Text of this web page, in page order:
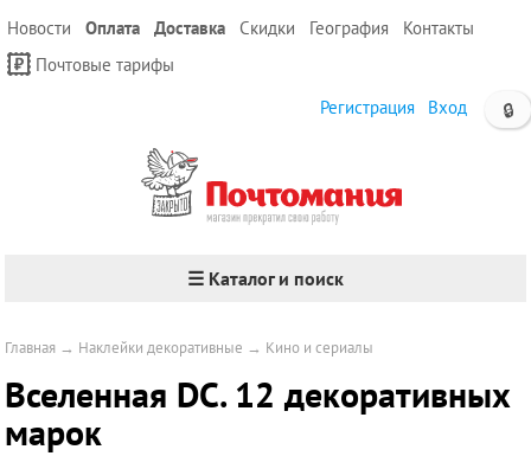
Новости Оплата Доставка Скидки География
Контакты
Почтовые тарифы
🔒
Регистрация Вход
☰ Каталог и поиск
Главная → Наклейки декоративные → Кино и сериалы
Вселенная DC. 12 декоративных
марок